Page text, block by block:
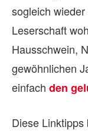
sogleich
Leserschaft
Hausschwein,
gewöhnlichen
einfach den
Diese